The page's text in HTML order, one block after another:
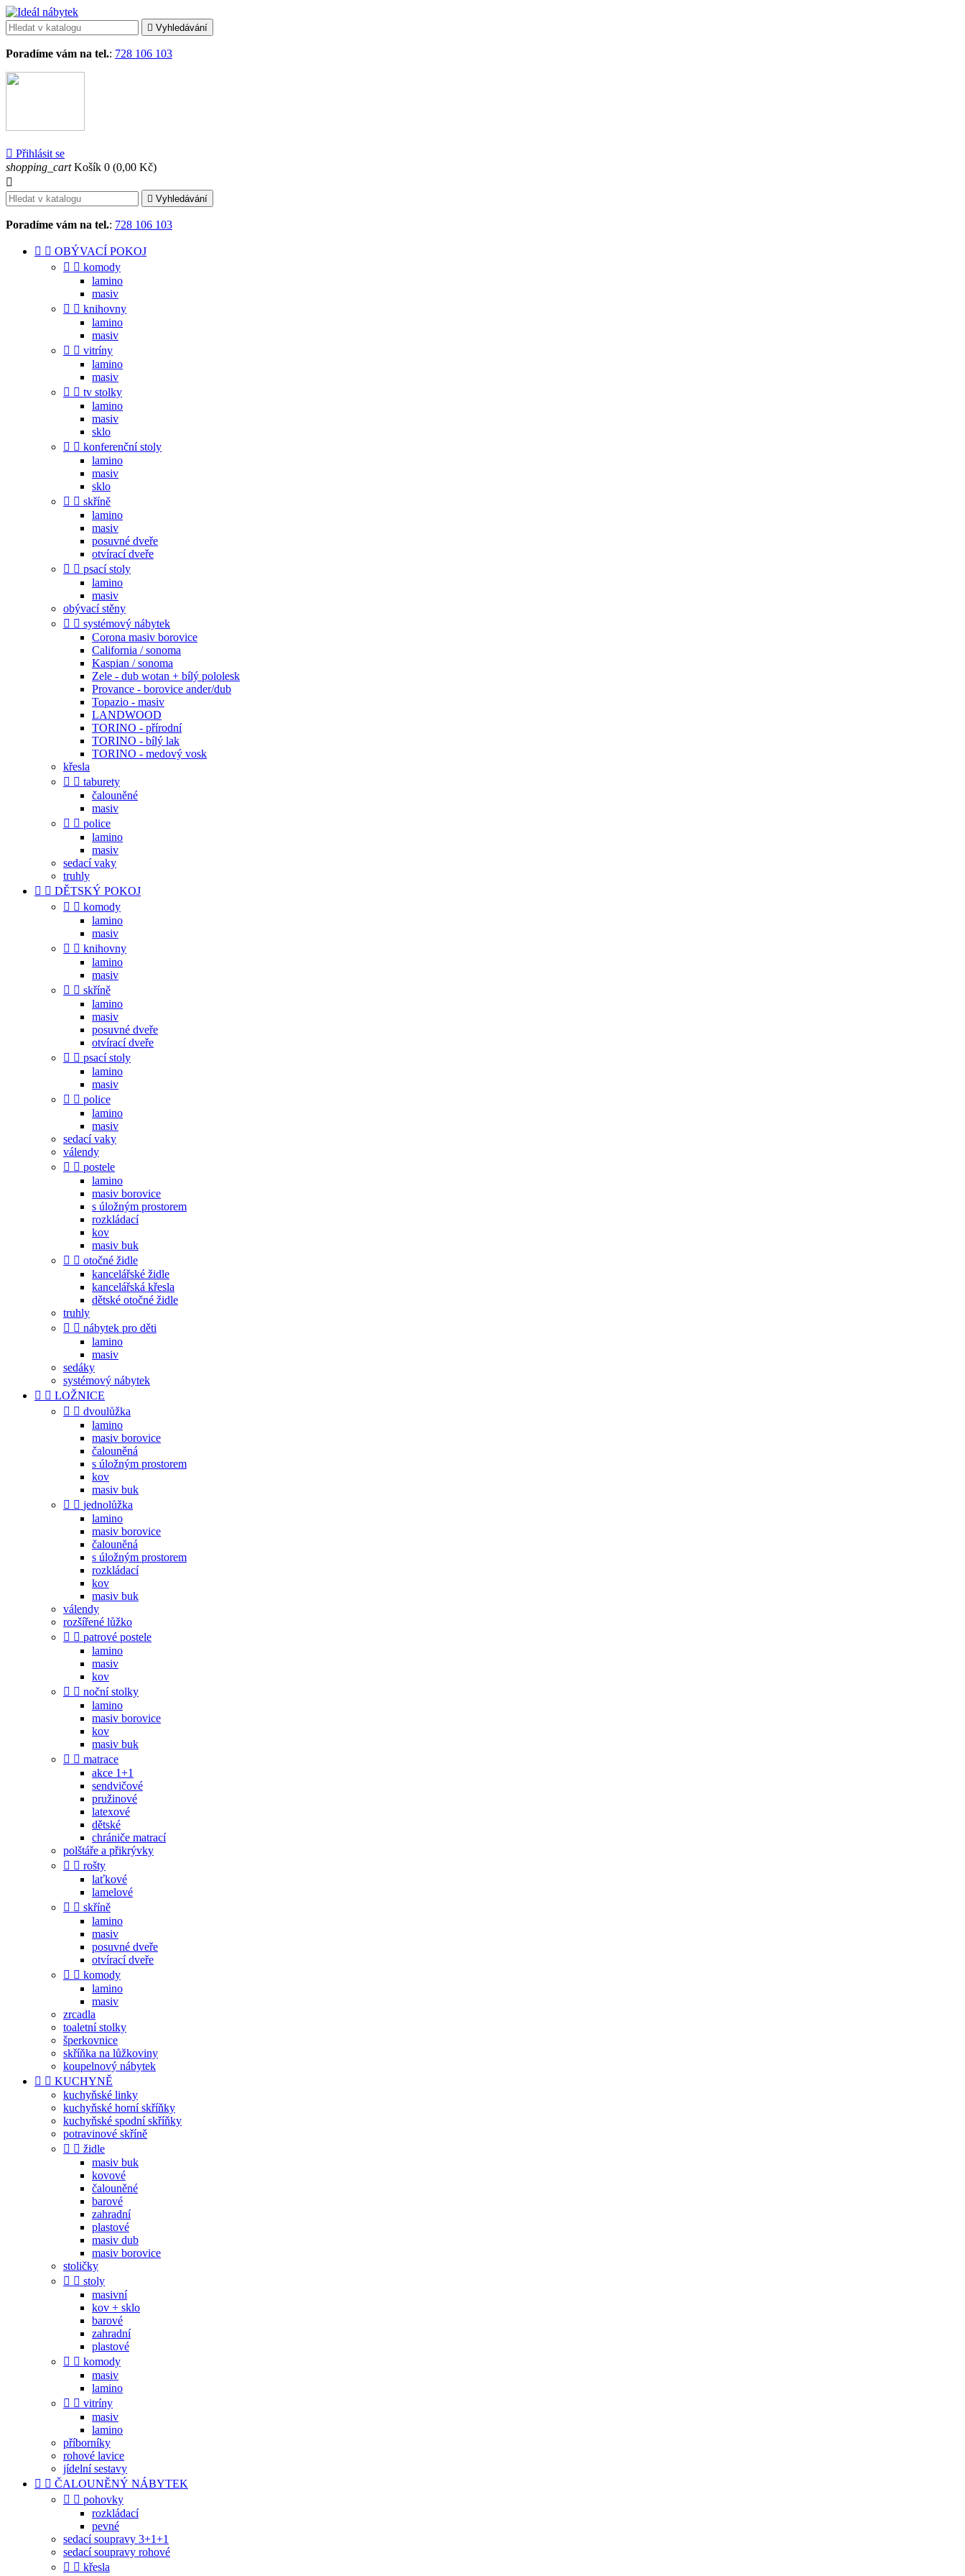
 Vyhledávání
Poradíme vám na tel.: 728 106 103
 Přihlásit se
shopping_cart Košík 0 (0,00 Kč)

 Vyhledávání
Poradíme vám na tel.: 728 106 103
  OBÝVACÍ POKOJ
  komody
lamino
masiv
  knihovny
lamino
masiv
  vitríny
lamino
masiv
  tv stolky
lamino
masiv
sklo
  konferenční stoly
lamino
masiv
sklo
  skříně
lamino
masiv
posuvné dveře
otvírací dveře
  psací stoly
lamino
masiv
obývací stěny
  systémový nábytek
Corona masiv borovice
California / sonoma
Kaspian / sonoma
Zele - dub wotan + bílý pololesk
Provance - borovice ander/dub
Topazio - masiv
LANDWOOD
TORINO - přírodní
TORINO - bílý lak
TORINO - medový vosk
křesla
  taburety
čalouněné
masiv
  police
lamino
masiv
sedací vaky
truhly
  DĚTSKÝ POKOJ
  komody
lamino
masiv
  knihovny
lamino
masiv
  skříně
lamino
masiv
posuvné dveře
otvírací dveře
  psací stoly
lamino
masiv
  police
lamino
masiv
sedací vaky
válendy
  postele
lamino
masiv borovice
s úložným prostorem
rozkládací
kov
masiv buk
  otočné židle
kancelářské židle
kancelářská křesla
dětské otočné židle
truhly
  nábytek pro děti
lamino
masiv
sedáky
systémový nábytek
  LOŽNICE
  dvoulůžka
lamino
masiv borovice
čalouněná
s úložným prostorem
kov
masiv buk
  jednolůžka
lamino
masiv borovice
čalouněná
s úložným prostorem
rozkládací
kov
masiv buk
válendy
rozšířené lůžko
  patrové postele
lamino
masiv
kov
  noční stolky
lamino
masiv borovice
kov
masiv buk
  matrace
akce 1+1
sendvičové
pružinové
latexové
dětské
chrániče matrací
polštáře a přikrývky
  rošty
laťkové
lamelové
  skříně
lamino
masiv
posuvné dveře
otvírací dveře
  komody
lamino
masiv
zrcadla
toaletní stolky
šperkovnice
skříňka na lůžkoviny
koupelnový nábytek
  KUCHYNĚ
kuchyňské linky
kuchyňské horní skříňky
kuchyňské spodní skříňky
potravinové skříně
  židle
masiv buk
kovové
čalouněné
barové
zahradní
plastové
masiv dub
masiv borovice
stoličky
  stoly
masivní
kov + sklo
barové
zahradní
plastové
  komody
masiv
lamino
  vitríny
masiv
lamino
příborníky
rohové lavice
jídelní sestavy
  ČALOUNĚNÝ NÁBYTEK
  pohovky
rozkládací
pevné
sedací soupravy 3+1+1
sedací soupravy rohové
  křesla